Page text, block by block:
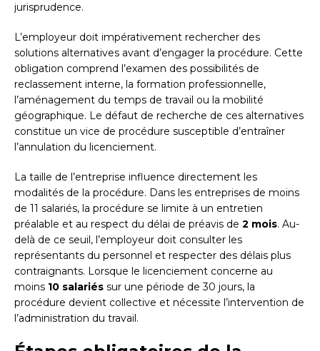
jurisprudence.
L’employeur doit impérativement rechercher des
solutions alternatives avant d’engager la procédure. Cette
obligation comprend l’examen des possibilités de
reclassement interne, la formation professionnelle,
l’aménagement du temps de travail ou la mobilité
géographique. Le défaut de recherche de ces alternatives
constitue un vice de procédure susceptible d’entraîner
l’annulation du licenciement.
La taille de l’entreprise influence directement les
modalités de la procédure. Dans les entreprises de moins
de 11 salariés, la procédure se limite à un entretien
préalable et au respect du délai de préavis de 2 mois. Au-
delà de ce seuil, l’employeur doit consulter les
représentants du personnel et respecter des délais plus
contraignants. Lorsque le licenciement concerne au
moins 10 salariés sur une période de 30 jours, la
procédure devient collective et nécessite l’intervention de
l’administration du travail.